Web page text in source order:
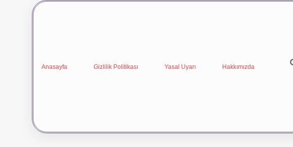
Anasayfa Gizlilik Politikası Yasal Uyarı Hakkımızda